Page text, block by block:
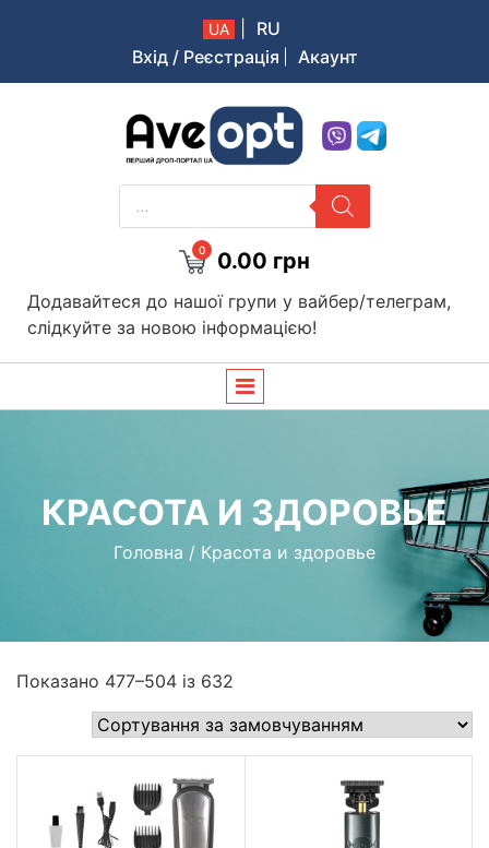
UA
RU
Вхід / Реєстрація
Акаунт
Aveopt – оптова дропшипінг платформа в Україні
PRODUCTS
SEARCH
0 0.00 грн
Додавайтеся до нашої групи у вайбер/телеграм,
слідкуйте за новою інформацією!
КРАСОТА И ЗДОРОВЬЕ
Головна / Красота и здоровье
Показано 477–504 із 632